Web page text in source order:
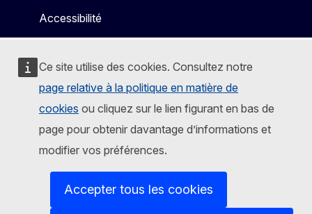
Ce site utilise des cookies. Consultez notre
page relative à la politique en matière de
cookies ou cliquez sur le lien figurant en bas de
page pour obtenir davantage d’informations et
modifier vos préférences.
Accepter tous les cookies
Accessibilité